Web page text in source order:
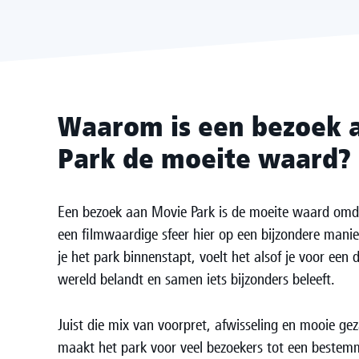
Waarom is een bezoek
Park de moeite waard?
Een bezoek aan Movie Park is de moeite waard
een filmwaardige sfeer hier op een bijzondere
je het park binnenstapt, voelt het alsof je voor een
wereld belandt en samen iets bijzonders beleeft.
Juist die mix van voorpret, afwisseling en mooie
maakt het park voor veel bezoekers tot een